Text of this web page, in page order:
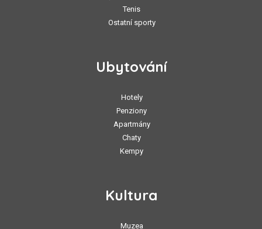
Tenis
Ostatní sporty
Ubytování
Hotely
Penziony
Apartmány
Chaty
Kempy
Kultura
Muzea